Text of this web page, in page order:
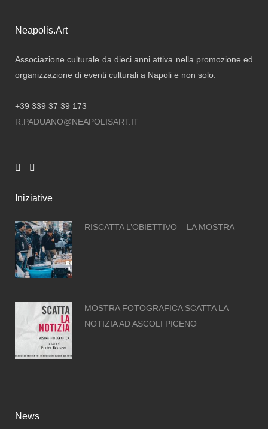
Neapolis.Art
Associazione culturale da dieci anni attiva nella promozione ed
organizzazione di eventi culturali a Napoli e non solo.
+39 339 37 39 173
R.PADUANO@NEAPOLISART.IT
Iniziative
RISCATTA L’OBIETTIVO – LA MOSTRA
MOSTRA FOTOGRAFICA SCATTA LA
NOTIZIA AD ASCOLI PICENO
News